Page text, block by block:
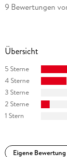
9 Bewertungen
Übersicht
5 Sterne
4 Sterne
3 Sterne
2 Sterne
1 Stern
Eigene